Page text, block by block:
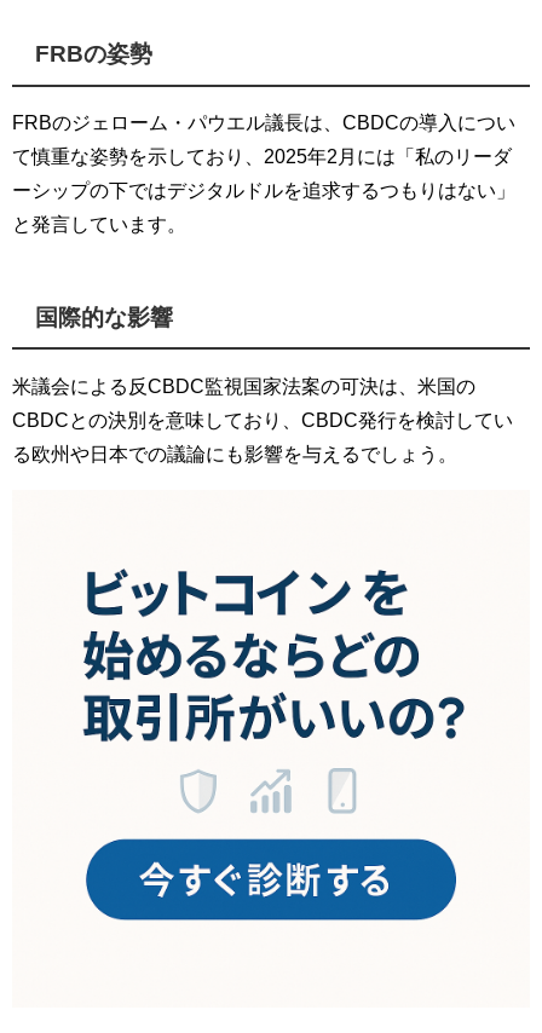
FRBの姿勢
FRBのジェローム・パウエル議長は、CBDCの導入につい
て慎重な姿勢を示しており、2025年2月には「私のリーダ
ーシップの下ではデジタルドルを追求するつもりはない」
と発言しています。
国際的な影響
米議会による反CBDC監視国家法案の可決は、米国の
CBDCとの決別を意味しており、CBDC発行を検討してい
る欧州や日本での議論にも影響を与えるでしょう。